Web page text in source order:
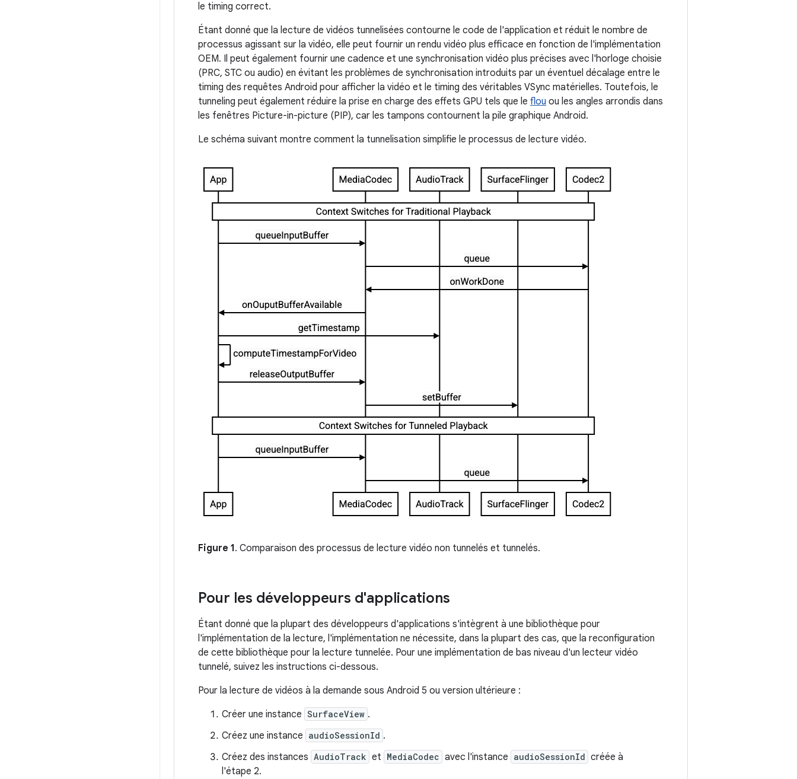
le timing correct.
Étant donné que la lecture de vidéos tunnelisées contourne le code de l'application et réduit le nombre de
processus agissant sur la vidéo, elle peut fournir un rendu vidéo plus efficace en fonction de l'implémentation
OEM. Il peut également fournir une cadence et une synchronisation vidéo plus précises avec l'horloge choisie
(PRC, STC ou audio) en évitant les problèmes de synchronisation introduits par un éventuel décalage entre le
timing des requêtes Android pour afficher la vidéo et le timing des véritables VSync matérielles. Toutefois, le
tunneling peut également réduire la prise en charge des effets GPU tels que le flou ou les angles arrondis dans
les fenêtres Picture-in-picture (PIP), car les tampons contournent la pile graphique Android.
Le schéma suivant montre comment la tunnelisation simplifie le processus de lecture vidéo.
Figure 1. Comparaison des processus de lecture vidéo non tunnelés et tunnelés.
Pour les développeurs d'applications
Étant donné que la plupart des développeurs d'applications s'intègrent à une bibliothèque pour
l'implémentation de la lecture, l'implémentation ne nécessite, dans la plupart des cas, que la reconfiguration
de cette bibliothèque pour la lecture tunnelée. Pour une implémentation de bas niveau d'un lecteur vidéo
tunnelé, suivez les instructions ci-dessous.
Pour la lecture de vidéos à la demande sous Android 5 ou version ultérieure :
Créer une instance SurfaceView .
Créez une instance audioSessionId .
Créez des instances AudioTrack et MediaCodec avec l'instance audioSessionId créée à
l'étape 2.